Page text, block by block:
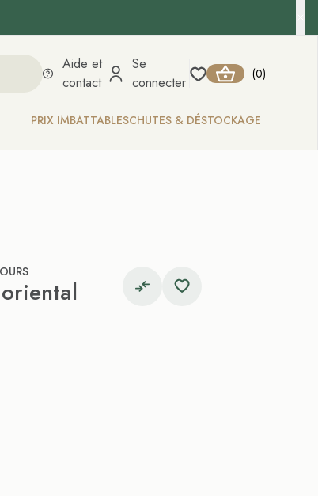
Aide et
contact
Se
connecter
(0)
PRIX IMBATTABLESCHUTES & DÉSTOCKAGE